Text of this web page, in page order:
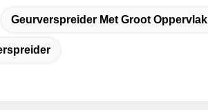
Geurverspreider Met Groot Oppervlak